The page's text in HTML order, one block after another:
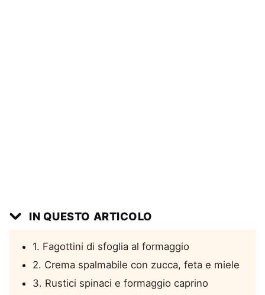
IN QUESTO ARTICOLO
1. Fagottini di sfoglia al formaggio
2. Crema spalmabile con zucca, feta e miele
3. Rustici spinaci e formaggio caprino